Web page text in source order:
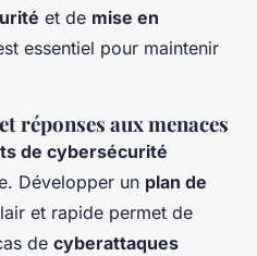
et de mise en
essentiel pour maintenir
réponses aux menaces
de cybersécurité
Développer un plan de
et rapide permet de
de cyberattaques